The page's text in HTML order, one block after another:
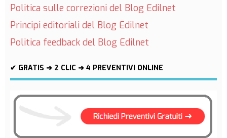
Politica sulle correzioni del Blog Edilnet
Principi editoriali del Blog Edilnet
Politica feedback del Blog Edilnet
✔ GRATIS ➜ 2 CLIC ➜ 4 PREVENTIVI ONLINE